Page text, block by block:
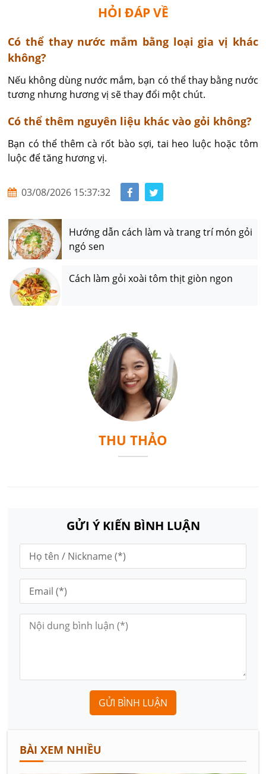
HỎI ĐÁP VỀ
​Có thể thay nước mắm bằng loại gia vị khác
không?
Nếu không dùng nước mắm, bạn có thể thay bằng nước
tương nhưng hương vị sẽ thay đổi một chút.
Có thể thêm nguyên liệu khác vào gỏi không?
Bạn có thể thêm cà rốt bào sợi, tai heo luộc hoặc tôm
luộc để tăng hương vị.
03/08/2026 15:37:32
Hướng dẫn cách làm và trang trí món gỏi
ngó sen
Cách làm gỏi xoài tôm thịt giòn ngon
THU THẢO
GỬI Ý KIẾN BÌNH LUẬN
GỬI BÌNH LUẬN
BÀI XEM NHIỀU